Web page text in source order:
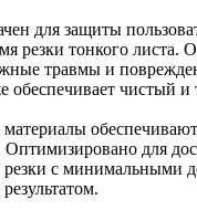
для защиты
резки тонкого листа.
травмы и
обеспечивает чистый и
Оптимизировано для
резки с минимальными